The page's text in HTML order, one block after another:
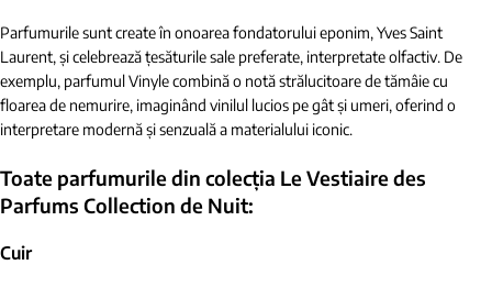
Parfumurile sunt create în onoarea fondatorului eponim, Yves Saint
Laurent, și celebrează țesăturile sale preferate, interpretate olfactiv. De
exemplu, parfumul Vinyle combină o notă strălucitoare de tămâie cu
floarea de nemurire, imaginând vinilul lucios pe gât și umeri, oferind o
interpretare modernă și senzuală a materialului iconic.
Toate parfumurile din colecția Le Vestiaire des
Parfums Collection de Nuit:
Cuir